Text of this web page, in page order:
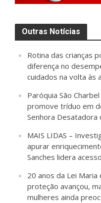
Outras Notícias
Rotina das crianças
diferença no
cuidados na volta às
Paróquia São
promove tríduo em
Senhora Desatadora
MAIS LIDAS –
apurar
Sanches lidera
20 anos da Lei Maria
proteção avançou,
mulheres ainda